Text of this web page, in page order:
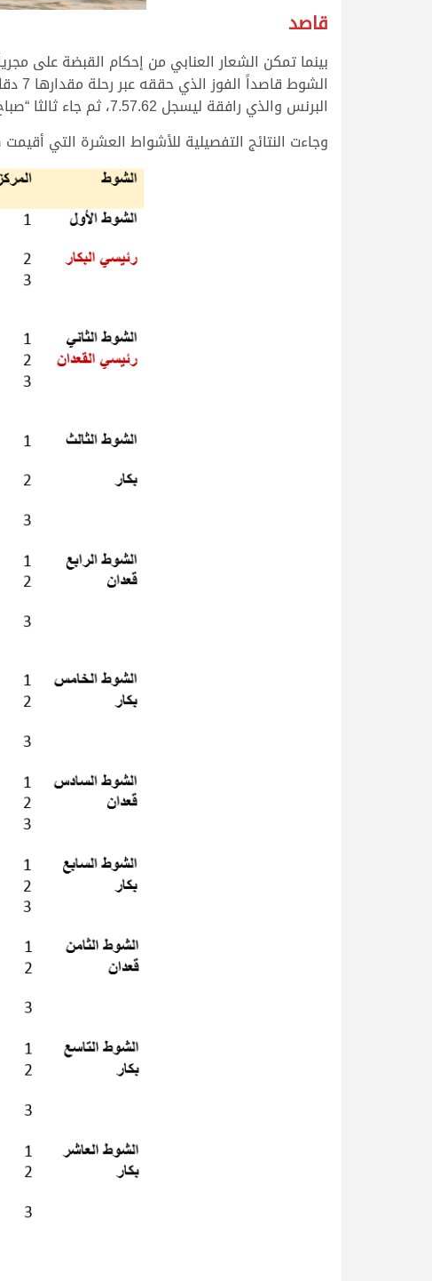
قاصد
بينما تمكن الشعار العنابي من إحكام القبضة على
البرنس والذي رافقة ليسجل 7.57.62، ثم جاء ثالثا “صباح” ملك هجن المرقاب” والذي سجل 8.04.06 مع المضمر عبدالرحمن صالح الجربوعي.
وجاءت النتائج التفصيلية للأشواط العشرة التي أقيمت